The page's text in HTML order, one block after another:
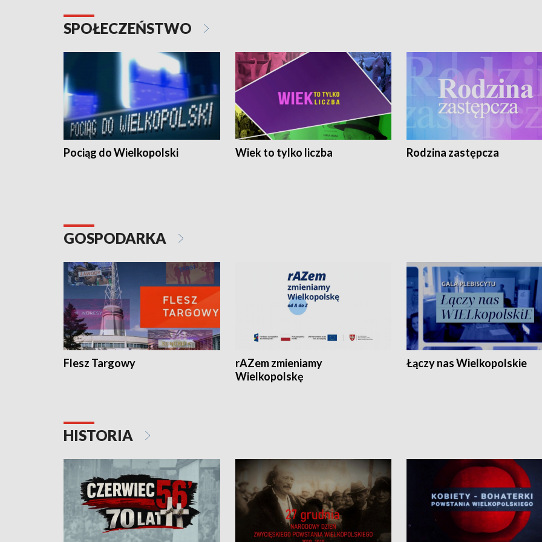
SPOŁECZEŃSTWO
Pociąg do Wielkopolski Wiek to tylko liczba Rodzina zastępcza
GOSPODARKA
Flesz Targowy
rAZem zmieniamy
Wielkopolskę
Łączy nas Wielkopolskie
HISTORIA